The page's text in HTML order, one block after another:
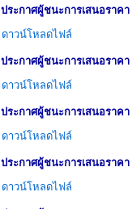
ประกาศผู้ชนะการเสนอราค
ดาวน์โหลดไฟล์
ประกาศผู้ชนะการเสนอราค
ดาวน์โหลดไฟล์
ประกาศผู้ชนะการเสนอราค
ดาวน์โหลดไฟล์
ประกาศผู้ชนะการเสนอราค
ดาวน์โหลดไฟล์